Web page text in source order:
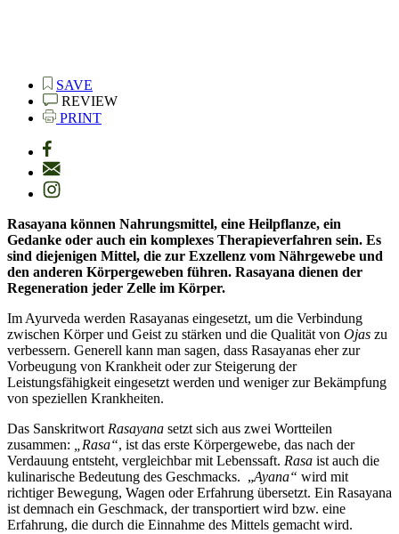
SAVE
REVIEW
PRINT
Rasayana können Nahrungsmittel, eine Heilpflanze, ein
Gedanke oder auch ein komplexes Therapieverfahren sein. Es
sind diejenigen Mittel, die zur Exzellenz vom Nährgewebe und
den anderen Körpergeweben führen. Rasayana dienen der
Regeneration jeder Zelle im Körper.
Im Ayurveda werden Rasayanas eingesetzt, um die Verbindung
zwischen Körper und Geist zu stärken und die Qualität von Ojas zu
verbessern. Generell kann man sagen, dass Rasayanas eher zur
Vorbeugung von Krankheit oder zur Steigerung der
Leistungsfähigkeit eingesetzt werden und weniger zur Bekämpfung
von speziellen Krankheiten.
Das Sanskritwort Rasayana setzt sich aus zwei Wortteilen
zusammen:
„Rasa“, ist das erste Körpergewebe, das nach der
Verdauung entsteht, vergleichbar mit Lebenssaft. Rasa ist auch die
kulinarische Bedeutung des Geschmacks. „Ayana“ wird mit
richtiger Bewegung, Wagen oder Erfahrung übersetzt. Ein Rasayana
ist demnach ein Geschmack, der transportiert wird bzw. eine
Erfahrung, die durch die Einnahme des Mittels gemacht wird.